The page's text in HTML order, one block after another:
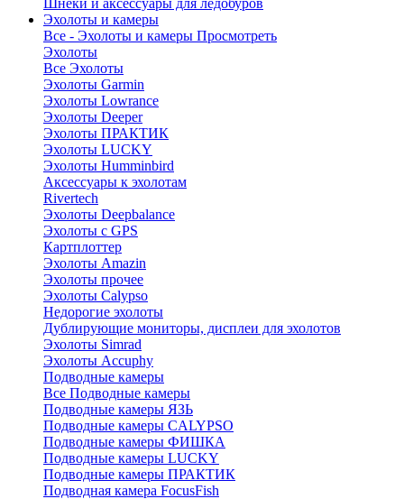
Шнеки и аксессуары для ледобуров
Эхолоты и камеры
Все - Эхолоты и камеры Просмотреть
Эхолоты
Все Эхолоты
Эхолоты Garmin
Эхолоты Lowrance
Эхолоты Deeper
Эхолоты ПРАКТИК
Эхолоты LUCKY
Эхолоты Humminbird
Аксессуары к эхолотам
Rivertech
Эхолоты Deepbalance
Эхолоты с GPS
Картплоттер
Эхолоты Amazin
Эхолоты прочее
Эхолоты Calypso
Недорогие эхолоты
Дублирующие мониторы, дисплеи для эхолотов
Эхолоты Simrad
Эхолоты Accuphy
Подводные камеры
Все Подводные камеры
Подводные камеры ЯЗЬ
Подводные камеры CALYPSO
Подводные камеры ФИШКА
Подводные камеры LUCKY
Подводные камеры ПРАКТИК
Подводная камера FocusFish